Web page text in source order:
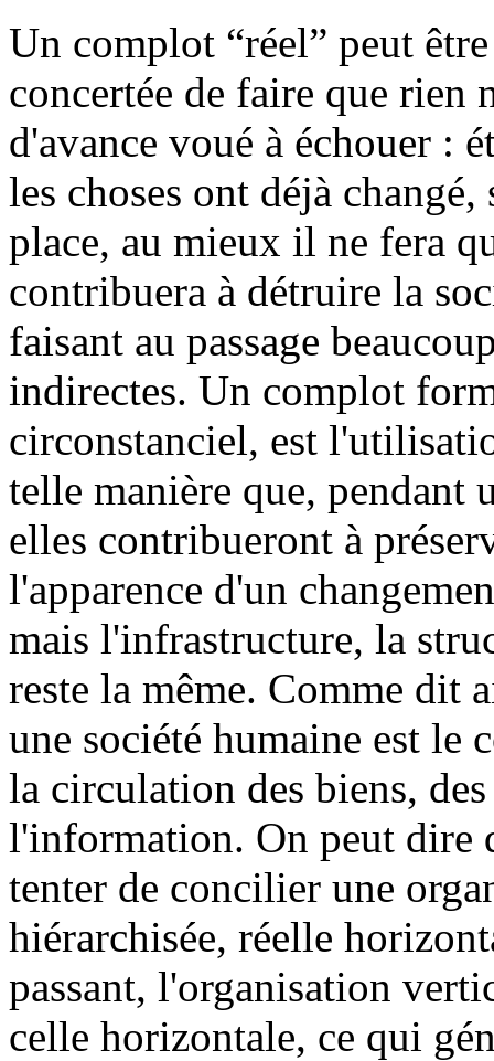
Un complot “réel” peut
concertée de faire que rien
d'avance voué à échouer :
les choses ont déjà
place, au mieux il ne fera
contribuera à détruire la
faisant au passage
indirectes. Un complot
circonstanciel, est
telle manière que, pendant
elles contribueront à
l'apparence d'un
mais l'infrastructure, la
reste la même. Comme dit
une société humaine est le
la circulation des biens,
l'information. On peut dire
tenter de concilier une
hiérarchisée, réelle
passant, l'organisation
celle horizontale, ce qui